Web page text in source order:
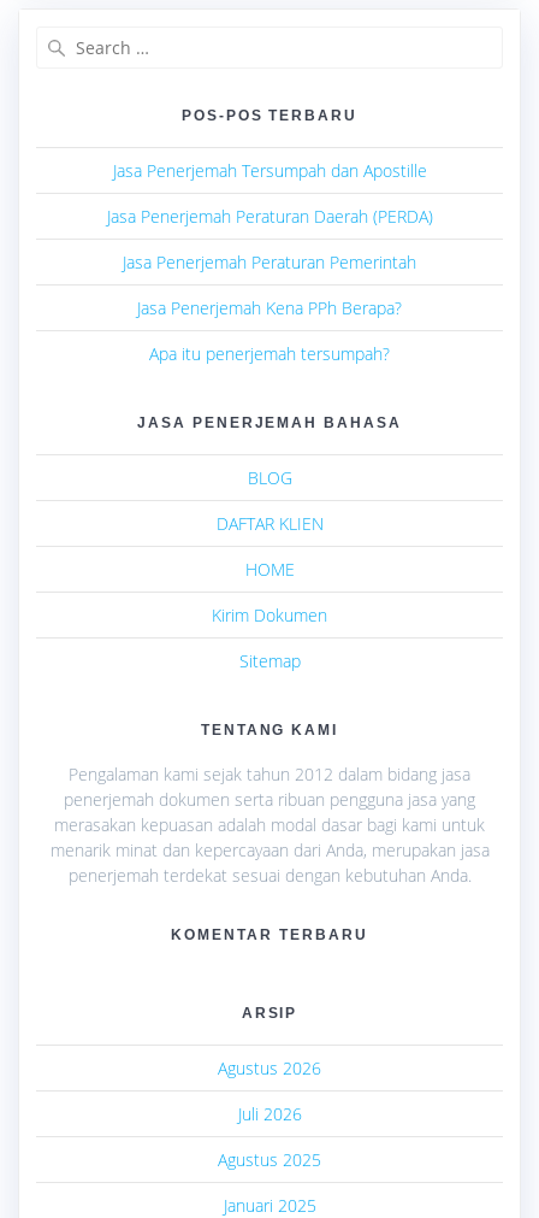
POS-POS TERBARU
Jasa Penerjemah Tersumpah dan Apostille
Jasa Penerjemah Peraturan Daerah (PERDA)
Jasa Penerjemah Peraturan Pemerintah
Jasa Penerjemah Kena PPh Berapa?
Apa itu penerjemah tersumpah?
JASA PENERJEMAH BAHASA
BLOG
DAFTAR KLIEN
HOME
Kirim Dokumen
Sitemap
TENTANG KAMI
Pengalaman kami sejak tahun 2012 dalam bidang jasa
penerjemah dokumen serta ribuan pengguna jasa yang
merasakan kepuasan adalah modal dasar bagi kami untuk
menarik minat dan kepercayaan dari Anda, merupakan jasa
penerjemah terdekat sesuai dengan kebutuhan Anda.
KOMENTAR TERBARU
ARSIP
Agustus 2026
Juli 2026
Agustus 2025
Januari 2025